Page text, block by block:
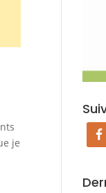
je